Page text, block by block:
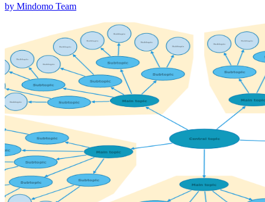
by Mindomo Team